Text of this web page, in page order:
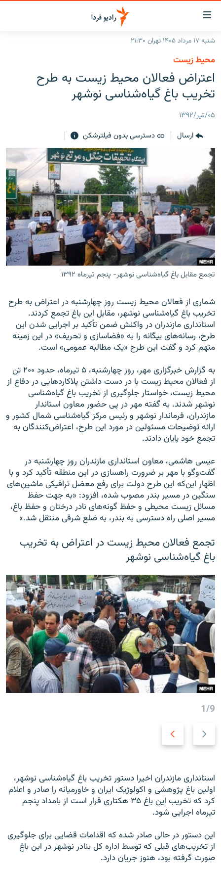
لینک‌های
قابلیت
دسترسی
بازگشت
منوی
اصلی
رفتن
صفحه
جستجو
جهان
برنامه‌های رادیویی
پادکست
چندرسانه‌ای
گزارش‌های ویدئویی
زنان فردا
English
به ما بپیوندید
زبان‌های دیگر
شنبه ۱۷ مرداد ۱۴۰۵ تهران ۲۱:۳۰
محیط زیست
اعتراض فعالان محیط زیست به طرح
تخریب باغ گیاه‌شناسی نوشهر
۰۵/تیر/۱۳۹۲
ارسال
دسترسی بدون فیلترشکن
تجمع مقابل باغ گیاه‌شناسی نوشهر- پنجم تیرماه ۱۳۹۲
شماری از فعالان محیط زیست روز چهارشنبه در اعتراض به طرح
تخریب باغ گیاه‌شناسی نوشهر، مقابل این باغ تجمع کردند.
استانداری مازندران در واکنش ضمن تأکید بر اجرایی شدن این
طرح، رسانه‌های بیگانه را به «فضاسازی و تحریف» در این زمینه
متهم کرد و گفت این طرح «یک مطالبه عمومی» است.
به گزارش خبرگزاری مهر، روز چهارشنبه، ۵ تیرماه، حدود ۲۰۰ تن
از فعالان محیط زیست با در دست داشتن پلاکاردهایی در دفاع از
محیط زیست، خواستار جلوگیری از تخریب باغ گیاه‌شناسی
نوشهر شدند. به گفته مهر در پی حضور معاون استاندار
مازندران، فرماندار نوشهر و رئیس مرکز گیاه‌شناسی شمال کشور و
ارائه توضیحات مسئولین در مورد این طرح، اعتراض‌کنندگان به
تجمع خود پایان دادند.
عیسی هاشمی، معاون استانداری مازندران روز چهارشنبه در
گفت‌وگو با مهر بر ضرورت راهسازی در این منطقه تأکید کرد و با
اظهار این‌که این طرح دولت برای رفع معضل ترافیکی ماشین‌های
سنگین در مسیر بندر مصوب شده، افزود: «به جهت حفظ
مسائل زیست محیطی و حفظ گونه‌های نادر درختان و حفظ باغ،
مسیر اصلی راه دسترسی به بندر، به ضلع شرقی منتقل شد.»
تجمع فعالان محیط‌ زیست در اعتراض به تخریب
باغ گیاه‌شناسی نوشهر
1/9
e
i
o
u
s
s
l
i
d
e
x
l
i
d
e
استانداری مازندران اخیرا دستور تخریب باغ گیاه‌شناسی نوشهر،
اولین باغ پژوهشی و اکولوژیک ایران و خاورمیانه را صادر و اعلام
کرد که تخریب این باغ ۳۵ هکتاری قرار است از بامداد پنجم
تیرماه اجرایی شود.
این دستور در حالی صادر شده که اقدامات قضایی برای جلوگیری
از تخریب‌های قبلی که توسط اداره کل بنادر نوشهر در این باغ
صورت گرفته بود، هنوز جریان دارد.